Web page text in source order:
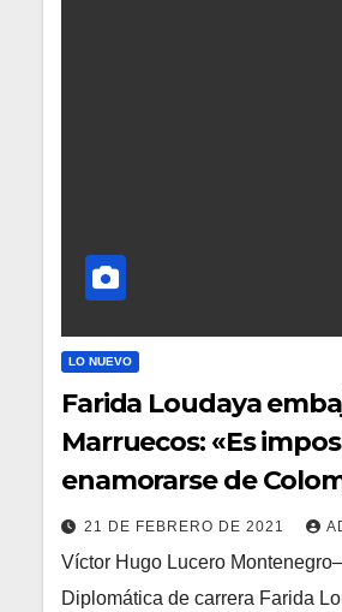
LO NUEVO
Farida Loudaya
Marruecos: «Es
enamorarse de
21 DE FEBRERO DE 2021
Víctor Hugo Lucero
Diplomática de carrera Farida